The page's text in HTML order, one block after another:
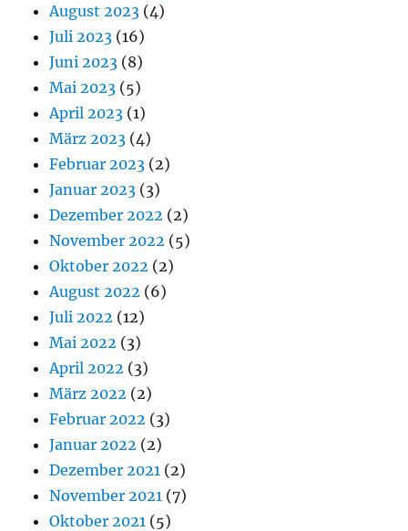
August 2023 (4)
Juli 2023 (16)
Juni 2023 (8)
Mai 2023 (5)
April 2023 (1)
März 2023 (4)
Februar 2023 (2)
Januar 2023 (3)
Dezember 2022 (2)
November 2022 (5)
Oktober 2022 (2)
August 2022 (6)
Juli 2022 (12)
Mai 2022 (3)
April 2022 (3)
März 2022 (2)
Februar 2022 (3)
Januar 2022 (2)
Dezember 2021 (2)
November 2021 (7)
Oktober 2021 (5)